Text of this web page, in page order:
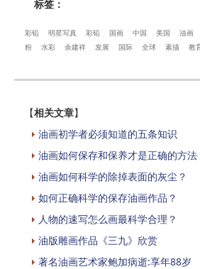
标签：
彩铅 明星写真 彩铅 国画 中国 美国 油画
粉
水彩 余建祥 发展 国际 全球 素描 教
【相关文章】
油画初学者必须知道的五条知识
油画如何保存和保养才是正确的方法
油画如何科学的除掉表面的灰尘？
如何正确科学的保存油画作品？
人物的速写怎么画最科学合理？
油版雕画作品《三九》欣赏
著名油画艺术家鲍加病逝:享年88岁